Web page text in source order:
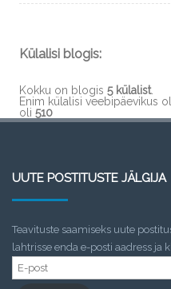
Külalisi blogis:
Kokku on blogis 5 külalist.
Enim külalisi veebipäevikus
oli 510
UUTE POSTITUSTE JÄLGIJA
Teavituste saamiseks uute
lahtrisse enda e-posti aadress ja
E-
post